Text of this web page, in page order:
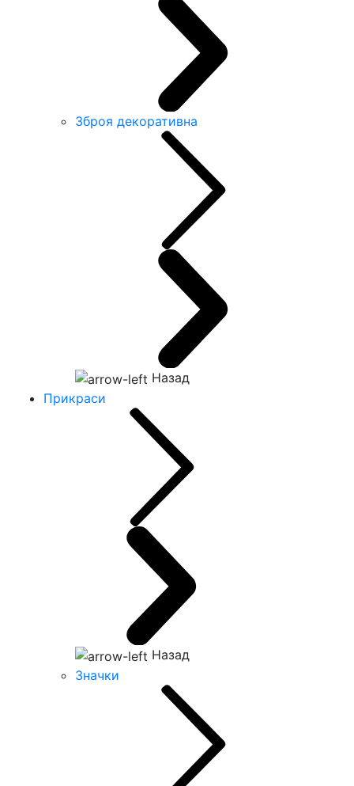
Зброя декоративна
Назад
Прикраси
Назад
Значки